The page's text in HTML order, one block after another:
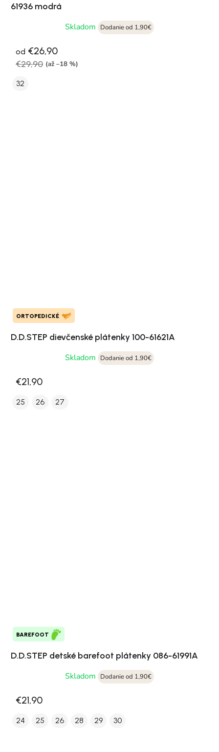
61936 modrá
Skladom
Dodanie od 1,90€
od €26,90
€29,90 (až –18 %)
32
ORTOPEDICKÉ
D.D.STEP dievčenské plátenky 100-61621A
Skladom
Dodanie od 1,90€
€21,90
25 26 27
BAREFOOT
D.D.STEP detské barefoot plátenky 086-61991A
Skladom
Dodanie od 1,90€
€21,90
24 25 26 28 29 30